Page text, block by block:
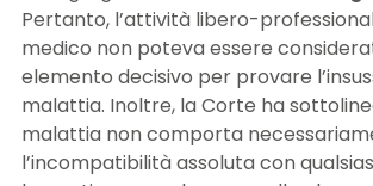
Pertanto, l’attività libero-
medico non poteva essere
elemento decisivo per provare
malattia. Inoltre, la Corte ha
malattia non comporta
l’incompatibilità assoluta con